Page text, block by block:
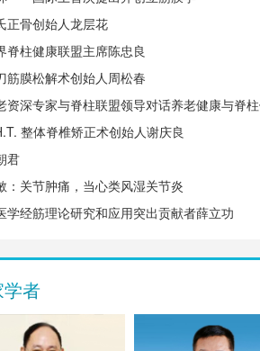
正骨创始人龙层花
脊柱健康联盟主席陈忠良
筋膜松解术创始人周松春
资深专家与脊柱联盟领导对话养老健康与脊
整体脊椎矫正术创始人谢庆良
君
：关节肿痛，当心类风湿关节炎
学经筋理论研究和应用突出贡献者薛立功
者